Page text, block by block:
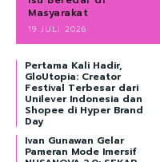
Masyarakat
19 JULI 2026
Pertama Kali Hadir,
GloUtopia: Creator
Festival Terbesar dari
Unilever Indonesia dan
Shopee di Hyper Brand
Day
Ivan Gunawan Gelar
Pameran Mode Imersif